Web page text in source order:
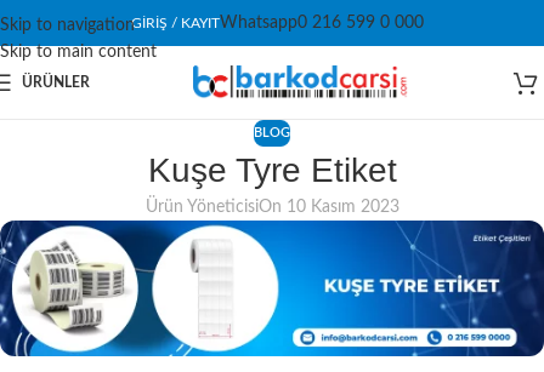
Skip to navigation
Skip to main content
GIRIŞ / KAYITWhatsapp0 216 599 0 000
ÜRÜNLER
BLOG
Kuşe Tyre Etiket
Ürün YöneticisiOn 10 Kasım 2023